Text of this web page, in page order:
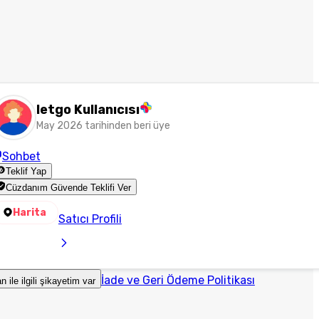
letgo Kullanıcısı
May 2026 tarihinden beri üye
Sohbet
Teklif Yap
Cüzdanım Güvende Teklifi Ver
Harita Satıcı Profili
ile ilgili şikayetim var İade ve Geri Ödeme Politikası